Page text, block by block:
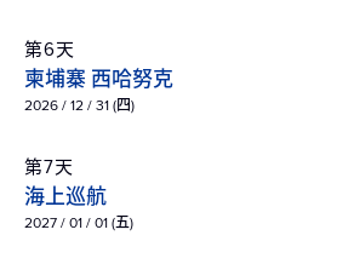
第6天
柬埔寨 西哈努克
2026 / 12 / 31 (四)
第7天
海上巡航
2027 / 01 / 01 (五)